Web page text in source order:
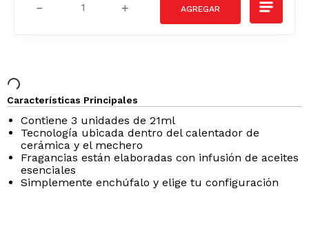
＋
－
Características Principales
Contiene 3 unidades de 21ml
Tecnología ubicada dentro del calentador de
cerámica y el mechero
Fragancias están elaboradas con infusión de aceites
esenciales
Simplemente enchúfalo y elige tu configuración